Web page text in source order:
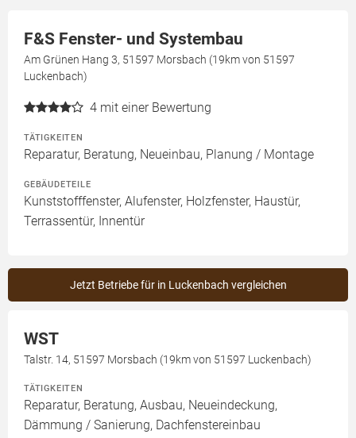
F&S Fenster- und Systembau
Am Grünen Hang 3, 51597 Morsbach (19km von 51597
Luckenbach)
4 mit einer Bewertung
TÄTIGKEITEN
Reparatur, Beratung, Neueinbau, Planung / Montage
GEBÄUDETEILE
Kunststofffenster, Alufenster, Holzfenster, Haustür,
Terrassentür, Innentür
Jetzt Betriebe für in Luckenbach vergleichen
WST
Talstr. 14, 51597 Morsbach (19km von 51597 Luckenbach)
TÄTIGKEITEN
Reparatur, Beratung, Ausbau, Neueindeckung,
Dämmung / Sanierung, Dachfenstereinbau